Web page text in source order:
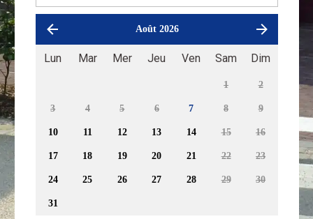
Août 2026
Lun Mar Mer Jeu Ven Sam Dim
1 2
3 4 5 6 7 8 9
10 11 12 13 14 15 16
17 18 19 20 21 22 23
24 25 26 27 28 29 30
31